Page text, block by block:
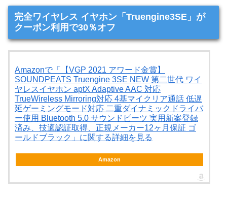
完全ワイヤレス イヤホン「Truengine3SE」が
クーポン利用で30％オフ
Amazonで「【VGP 2021 アワード金賞】
SOUNDPEATS Truengine 3SE NEW 第二世代 ワイ
ヤレスイヤホン aptX Adaptive AAC 対応
TrueWireless Mirroring対応 4基マイクリア通話 低遅
延ゲーミングモード対応 二重ダイナミックドライバ
ー使用 Bluetooth 5.0 サウンドピーツ 実用新案登録
済み、技適認証取得、正規メーカー12ヶ月保証 ゴ
ールドブラック」に関する詳細を見る
Amazon